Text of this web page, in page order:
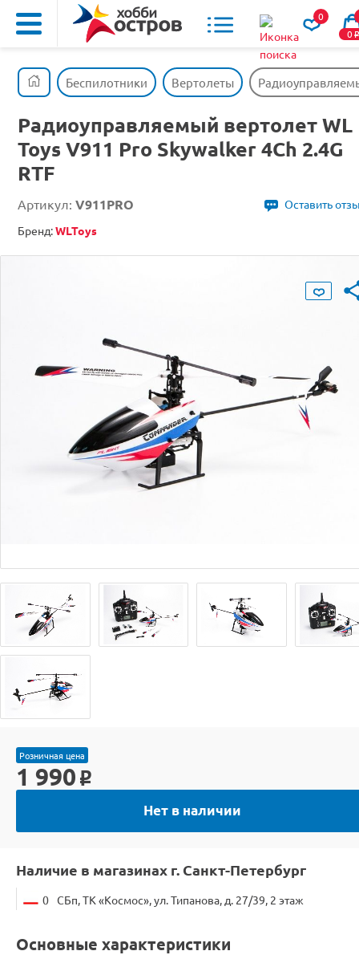
0
0o
Беспилотники Вертолеты
Радиоуправляемый вертолет WL
Toys V911 Pro Skywalker 4Ch 2.4G
RTF
Артикул: V911PRO
Оставить
Бренд:WLToys
Розничная цена
1 990 o
Нет в наличии
Наличие в магазинах г. Санкт-Петербург
0 СБп, ТК «Космос», ул. Типанова, д. 27/39, 2 этаж
Основные характеристики